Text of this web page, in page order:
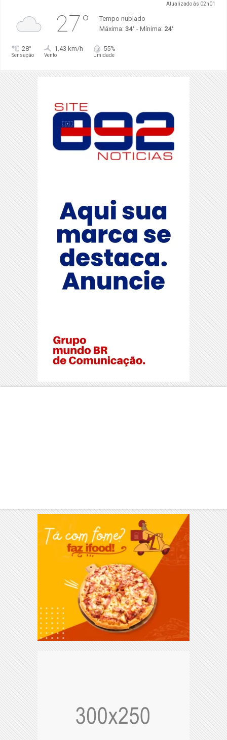
Atualizado às 02h01
27°
Tempo nublado
Máxima: 34° - Mínima: 24°
28°
Sensação
1.43 km/h
Vento
55%
Umidade